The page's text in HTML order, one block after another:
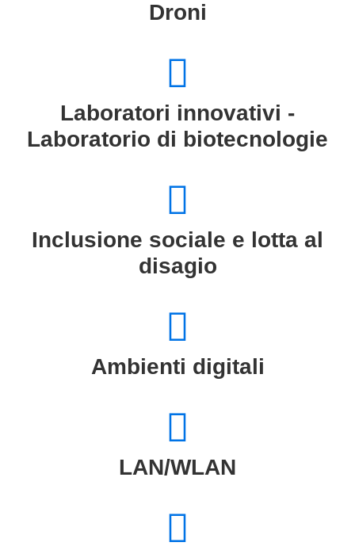
Droni
Laboratori innovativi -
Laboratorio di biotecnologie
Inclusione sociale e lotta al
disagio
Ambienti digitali
LAN/WLAN